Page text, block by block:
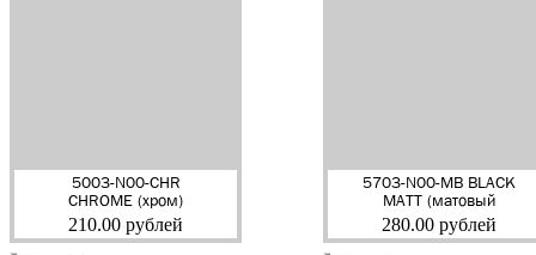
5003-N00-CHR
CHROME (хром)
Крючок мебельный
"EDSON" (30)
210.00 рублей
5703-N00-MB BLACK
MATT (матовый
чёрный) Крючок
мебельный, складной
280.00 рублей